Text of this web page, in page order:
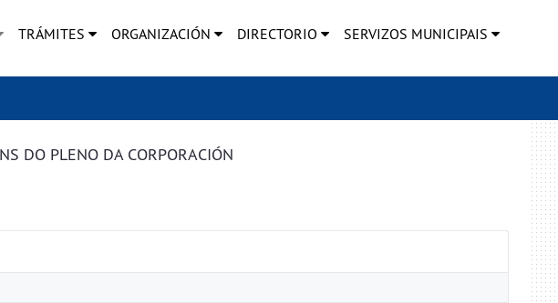
TRÁMITES ORGANIZACIÓN DIRECTORIO SERVIZOS MUNICIPAIS
DO PLENO DA CORPORACIÓN